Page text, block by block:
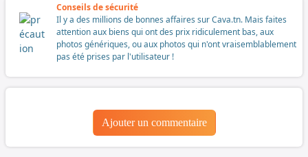
Conseils de sécurité
Il y a des millions de bonnes affaires sur Cava.tn. Mais faites
attention aux biens qui ont des prix ridiculement bas, aux
photos génériques, ou aux photos qui n'ont vraisemblablement
pas été prises par l'utilisateur !
Ajouter un commentaire